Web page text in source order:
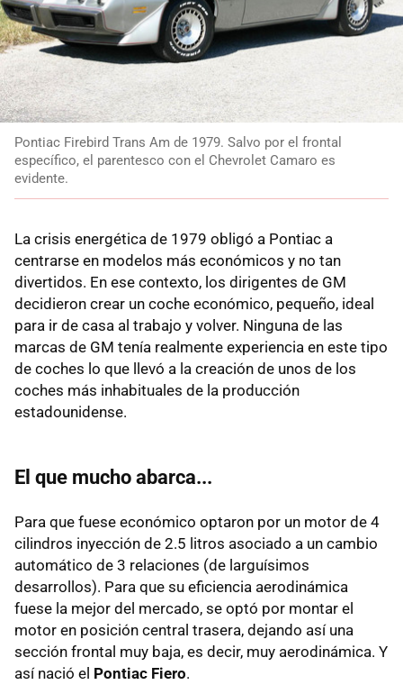
Pontiac Firebird Trans Am de 1979. Salvo por el frontal
específico, el parentesco con el Chevrolet Camaro es
evidente.
La crisis energética de 1979 obligó a Pontiac a
centrarse en modelos más económicos y no tan
divertidos. En ese contexto, los dirigentes de GM
decidieron crear un coche económico, pequeño, ideal
para ir de casa al trabajo y volver. Ninguna de las
marcas de GM tenía realmente experiencia en este tipo
de coches lo que llevó a la creación de unos de los
coches más inhabituales de la producción
estadounidense.
El que mucho abarca...
Para que fuese económico optaron por un motor de 4
cilindros inyección de 2.5 litros asociado a un cambio
automático de 3 relaciones (de larguísimos
desarrollos). Para que su eficiencia aerodinámica
fuese la mejor del mercado, se optó por montar el
motor en posición central trasera, dejando así una
sección frontal muy baja, es decir, muy aerodinámica. Y
así nació el Pontiac Fiero.